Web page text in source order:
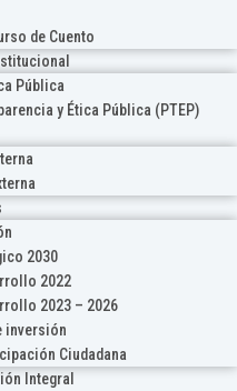
de Cuento
Pública
y Ética Pública (PTEP)
2030
2022
2023 – 2026
inversión
Ciudadana
Integral